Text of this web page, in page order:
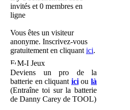
invités et 0 membres en
ligne
Vous êtes un visiteur
anonyme. Inscrivez-vous
gratuitement en cliquant ici.
M-I Jeux
Deviens un pro de la
batterie en cliquant icioulà
(Entraîne toi sur la batterie
de Danny Carey de TOOL)